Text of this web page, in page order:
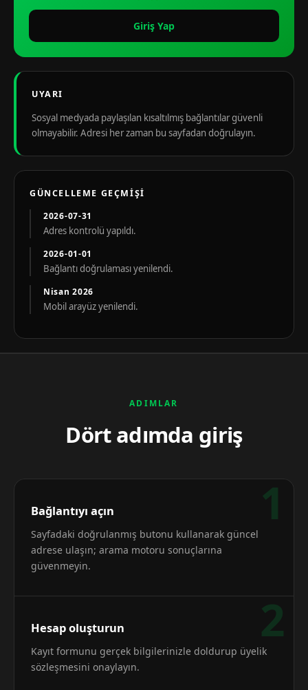
Giriş Yap
UYARI
Sosyal medyada paylaşılan kısaltılmış bağlantılar güvenli
olmayabilir. Adresi her zaman bu sayfadan doğrulayın.
GÜNCELLEME GEÇMIŞI
2026-07-31
Adres kontrolü yapıldı.
2026-01-01
Bağlantı doğrulaması yenilendi.
Nisan 2026
Mobil arayüz yenilendi.
ADIMLAR
Dört adımda giriş
1
Bağlantıyı açın
Sayfadaki doğrulanmış butonu kullanarak güncel
adrese ulaşın; arama motoru sonuçlarına
güvenmeyin.
2
Hesap oluşturun
Kayıt formunu gerçek bilgilerinizle doldurup üyelik
sözleşmesini onaylayın.